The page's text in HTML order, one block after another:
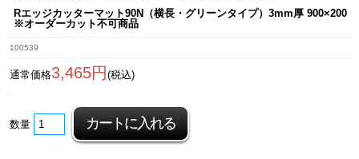
Rエッジカッターマット90N（横長・グリーンタイプ）3mm厚 900×200
※オーダーカット不可商品
100539
通常価格3,465円 (税込)
数量